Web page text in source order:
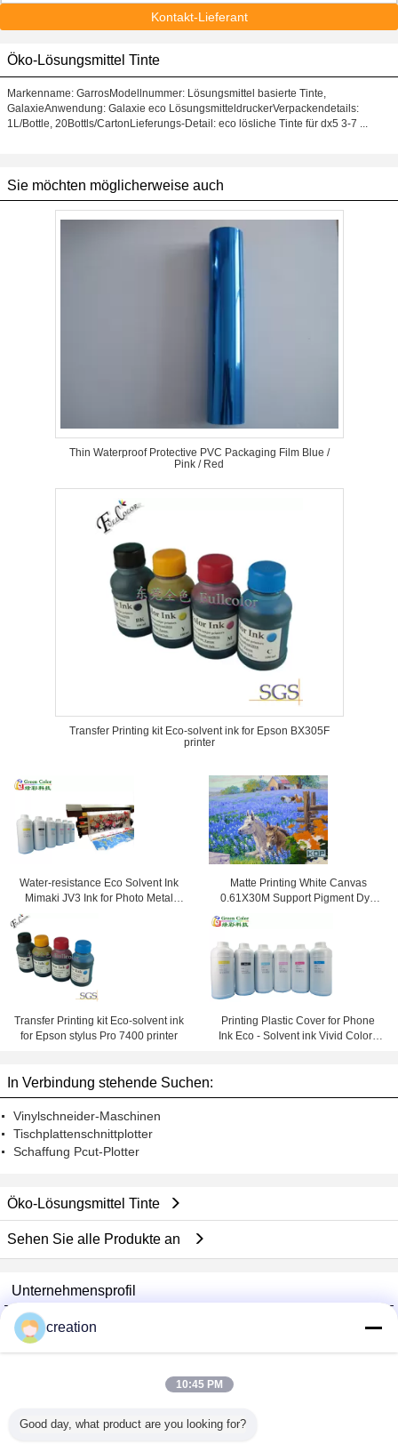
Kontakt-Lieferant
Öko-Lösungsmittel Tinte
Markenname: GarrosModellnummer: Lösungsmittel basierte Tinte,
GalaxieAnwendung: Galaxie eco LösungsmitteldruckerVerpackendetails:
1L/Bottle, 20Bottls/CartonLieferungs-Detail: eco lösliche Tinte für dx5 3-7 ...
Sie möchten möglicherweise auch
Thin Waterproof Protective PVC Packaging Film Blue /
Pink / Red
Transfer Printing kit Eco-solvent ink for Epson BX305F
printer
Water-resistance Eco Solvent Ink
Mimaki JV3 Ink for Photo Metal
Matte Printing White Canvas
0.61X30M Support Pigment Dye
Transfer Printing kit Eco-solvent ink
for Epson stylus Pro 7400 printer
Printing Plastic Cover for Phone
Ink Eco - Solvent ink Vivid Colors
In Verbindung stehende Suchen:
Vinylschneider-Maschinen
Tischplattenschnittplotter
Schaffung Pcut-Plotter
Öko-Lösungsmittel Tinte
Sehen Sie alle Produkte an
Unternehmensprofil
Foshan GECL Technology Development Co., Ltd
Überprüfte Lieferanten
Verified Suplier
creation
10:45 PM
Good day, what product are you looking for?